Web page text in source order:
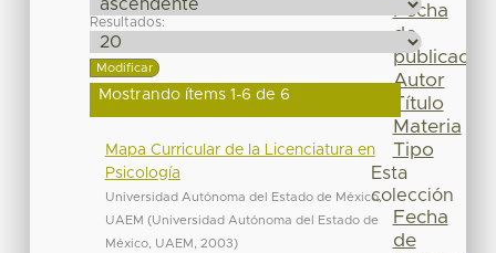
Resultados:
Mostrando ítems 1-6 de 6
Mapa Curricular de la Licenciatura en
Psicología
Universidad Autónoma del Estado de México,
UAEM (Universidad Autónoma del Estado de
México, UAEM
2003)
Fecha
de
publicación
Autor
Título
Materia
Tipo
Esta
colección
Fecha
de